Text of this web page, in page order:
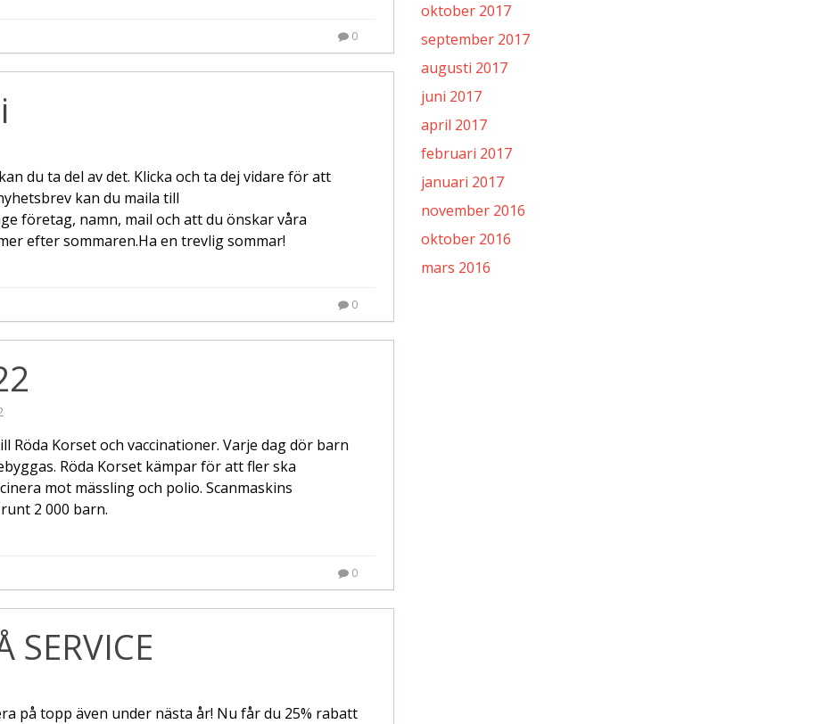
0
du ta del av det. Klicka och ta dej vidare för att
kan du maila till
företag, namn, mail och att du önskar våra
efter sommaren.Ha en trevlig sommar!
0
Röda Korset och vaccinationer. Varje dag dör barn
Röda Korset kämpar för att fler ska
mot mässling och polio. Scanmaskins
2 000 barn.
0
SERVICE
på topp även under nästa år! Nu får du 25% rabatt
oktober 2017
september 2017
augusti 2017
juni 2017
april 2017
februari 2017
januari 2017
november 2016
oktober 2016
mars 2016